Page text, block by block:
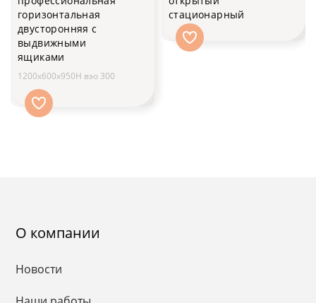
горизонтальная
двусторонняя с
выдвижными
ящиками
1200x600x950H вэо 300
стационарный
О компании
Новости